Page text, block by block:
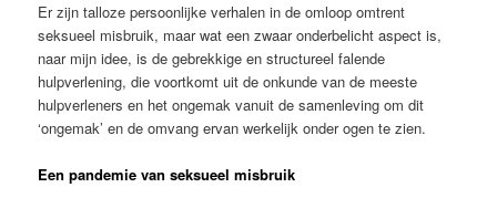
Er zijn talloze persoonlijke verhalen in de omloop omtrent
seksueel misbruik, maar wat een zwaar onderbelicht aspect is,
naar mijn idee, is de gebrekkige en structureel falende
hulpverlening, die voortkomt uit de onkunde van de meeste
hulpverleners en het ongemak vanuit de samenleving om dit
‘ongemak’ en de omvang ervan werkelijk onder ogen te zien.
Een pandemie van seksueel misbruik